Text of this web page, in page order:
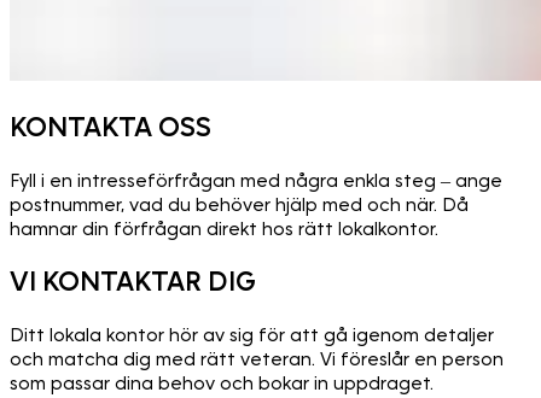
KONTAKTA OSS
Fyll i en intresseförfrågan med några enkla steg – ange
postnummer, vad du behöver hjälp med och när. Då
hamnar din förfrågan direkt hos rätt lokalkontor.
VI KONTAKTAR DIG
Ditt lokala kontor hör av sig för att gå igenom detaljer
och matcha dig med rätt veteran. Vi föreslår en person
som passar dina behov och bokar in uppdraget.